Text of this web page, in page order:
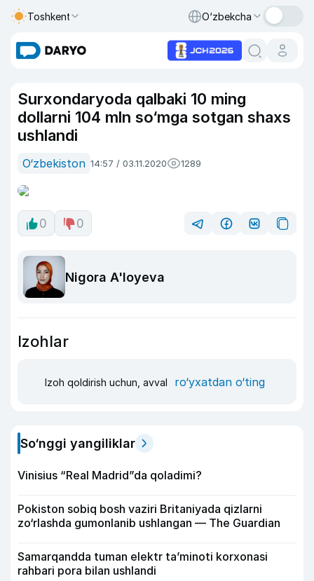
Toshkent O‘zbekcha
Surxondaryoda qalbaki 10 ming
dollarni 104 mln so‘mga sotgan shaxs
ushlandi
O‘zbekiston 14:57 / 03.11.2020 1289
0 0
Nigora A'loyeva
Izohlar
Izoh qoldirish uchun, avval ro‘yxatdan o‘ting
So‘nggi yangiliklar
Vinisius “Real Madrid”da qoladimi?
Pokiston sobiq bosh vaziri Britaniyada qizlarni
zo‘rlashda gumonlanib ushlangan — The Guardian
Samarqandda tuman elektr ta’minoti korxonasi
rahbari pora bilan ushlandi